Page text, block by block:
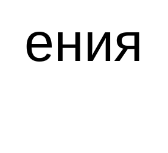
ения